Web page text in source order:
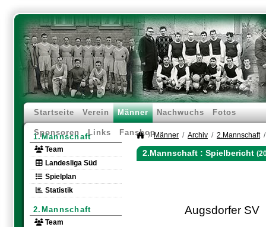
Startseite Verein Männer Nachwuchs Fotos
Sponsoren Links Fanshop
1.Mannschaft
Team
Landesliga Süd
Spielplan
Statistik
2.Mannschaft
Team
Männer Archiv 2.Mannschaft
2.Mannschaft : Spielbericht
Augsdorfer SV